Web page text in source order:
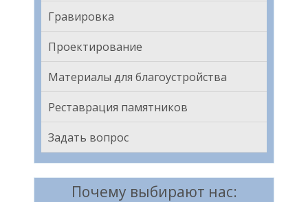
Гравировка
Проектирование
Материалы для благоустройства
Реставрация памятников
Задать вопрос
Почему выбирают нас: